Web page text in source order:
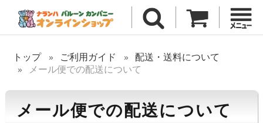
トップ ご利用ガイド
配送・送料について
メール便での配送について
メール便での配送について